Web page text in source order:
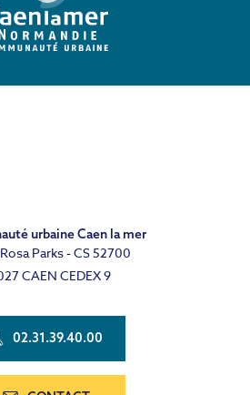
urbaine Caen la mer
Parks - CS 52700
CAEN CEDEX 9
02.31.39.40.00